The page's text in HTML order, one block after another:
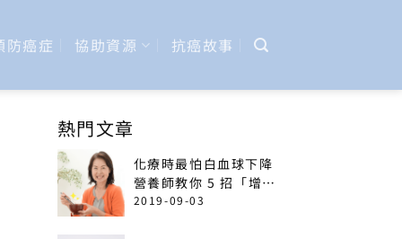
防癌症 協助資源 抗癌故事
熱門文章
化療時最怕白血球下降
營養師教你 5 招「增加
免疫力」菜單
2019-09-03